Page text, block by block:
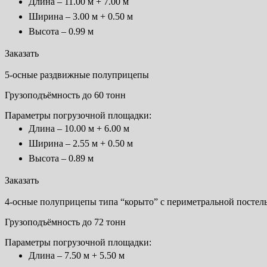
Ширина – 3.00 м + 0.50 м
Высота – 0.99 м
Заказать
5-осные раздвижные полуприцепы
Грузоподъёмность до 60 тонн
Параметры погрузочной площадки:
Длина – 10.00 м + 6.00 м
Ширина – 2.55 м + 0.50 м
Высота – 0.89 м
Заказать
4-осные полуприцепы типа “корыто” с периметральной
Грузоподъёмность до 72 тонн
Параметры погрузочной площадки:
Длина – 7.50 м + 5.50 м